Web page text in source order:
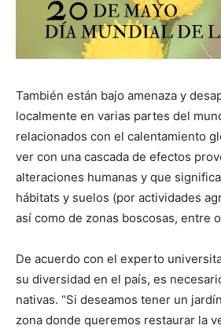
También están bajo amenaza y
localmente en varias partes del
relacionados con el calentamiento
ver con una cascada de efectos
alteraciones humanas y que
hábitats y suelos (por actividades
así como de zonas boscosas, entre
De acuerdo con el experto
su diversidad en el país, es
nativas. “Si deseamos tener un
zona donde queremos restaurar la